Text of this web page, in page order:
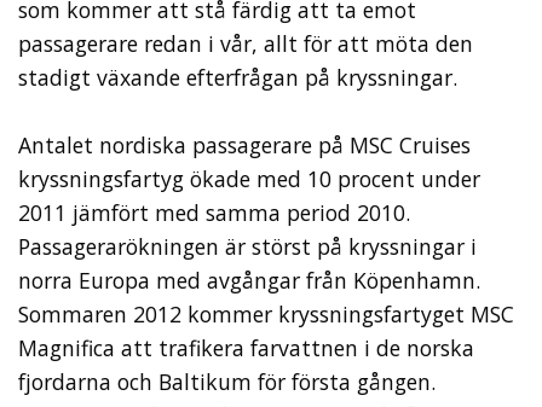
som kommer att stå färdig att ta emot
passagerare redan i vår, allt för att möta den
stadigt växande efterfrågan på kryssningar.
Antalet nordiska passagerare på MSC Cruises
kryssningsfartyg ökade med 10 procent under
2011 jämfört med samma period 2010.
Passagerarökningen är störst på kryssningar i
norra Europa med avgångar från Köpenhamn.
Sommaren 2012 kommer kryssningsfartyget MSC
Magnifica att trafikera farvattnen i de norska
fjordarna och Baltikum för första gången.